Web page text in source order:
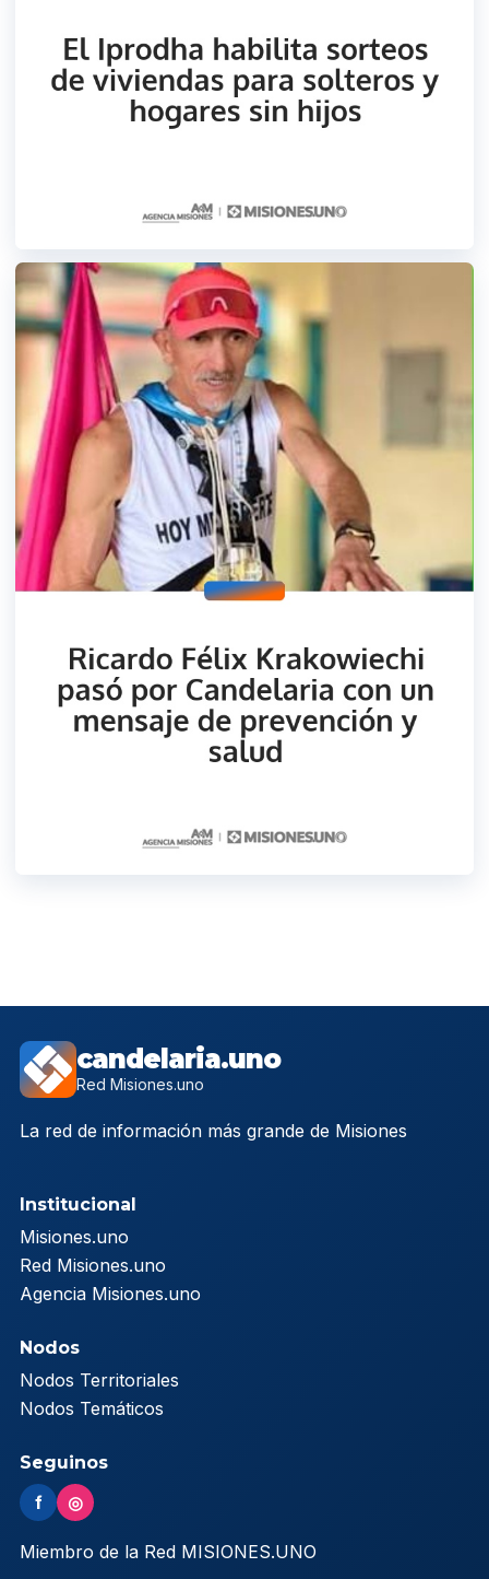
candelaria.uno
Red Misiones.uno
La red de información más grande de Misiones
Institucional
Misiones.uno
Red Misiones.uno
Agencia Misiones.uno
Nodos
Nodos Territoriales
Nodos Temáticos
Seguinos
f ◎
Miembro de la Red MISIONES.UNO